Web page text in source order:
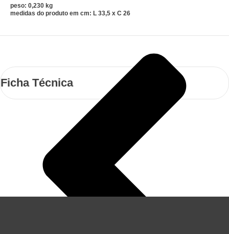
peso: 0,230 kg
medidas do produto em cm: L 33,5 x C 26
Ficha Técnica